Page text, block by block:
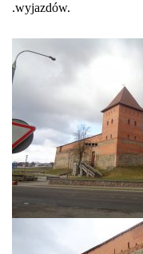
.wyjazdów.